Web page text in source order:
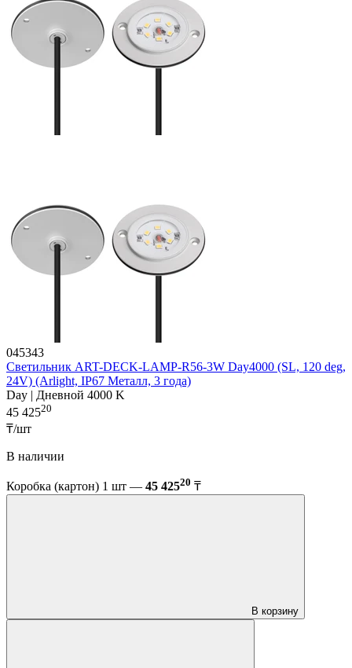
045343
Светильник ART-DECK-LAMP-R56-3W Day4000 (SL, 120 deg,
24V) (Arlight, IP67 Металл, 3 года)
Day | Дневной 4000 K
45 42520
₸/шт
В наличии
Коробка (картон) 1 шт — 45 42520 ₸
В корзину